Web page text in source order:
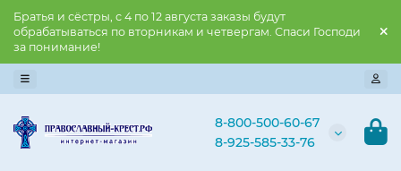
Братья и сёстры, с 4 по 12 августа заказы будут
обрабатываться по вторникам и четвергам. Спаси Господи
за понимание!
8-800-500-60-67
8-925-585-33-76